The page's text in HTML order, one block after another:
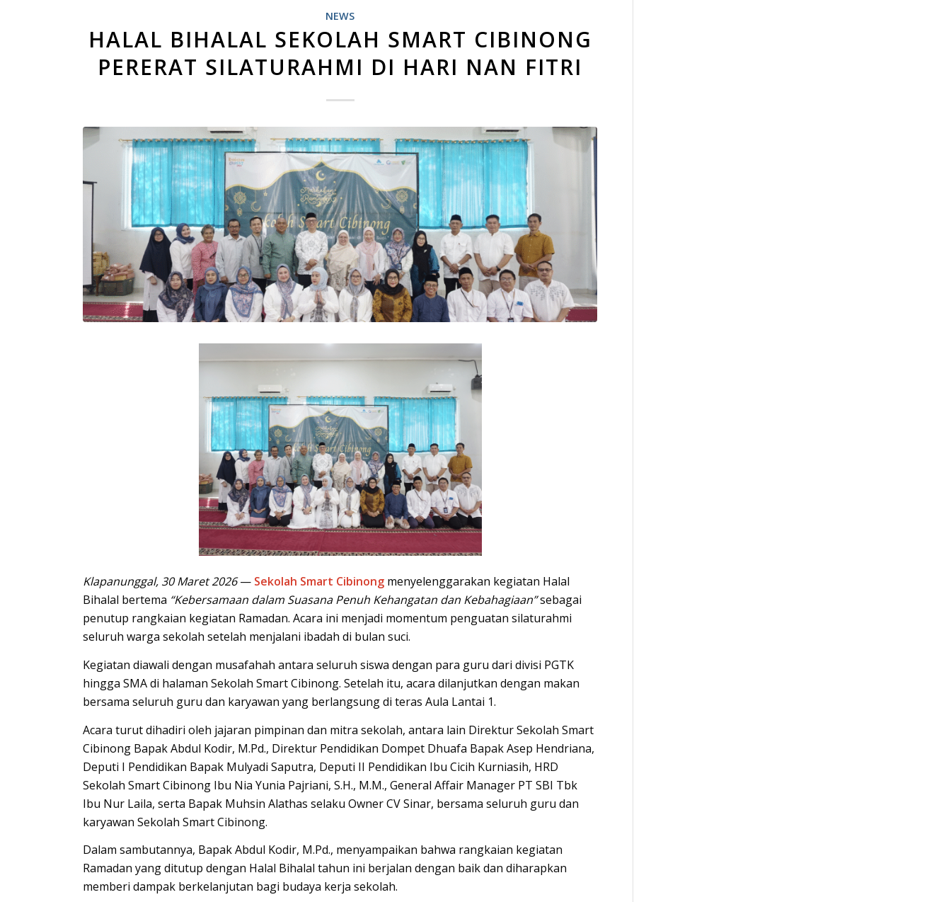
NEWS
HALAL BIHALAL SEKOLAH SMART CIBINONG
PERERAT SILATURAHMI DI HARI NAN FITRI
Klapanunggal, 30 Maret 2026— Sekolah Smart Cibinong menyelenggarakan kegiatan Halal
Bihalal bertema “Kebersamaan dalam Suasana Penuh Kehangatan dan Kebahagiaan”sebagai
penutup rangkaian kegiatan Ramadan. Acara ini menjadi momentum penguatan silaturahmi
seluruh warga sekolah setelah menjalani ibadah di bulan suci.
Kegiatan diawali dengan musafahah antara seluruh siswa dengan para guru dari divisi PGTK
hingga SMA di halaman Sekolah Smart Cibinong. Setelah itu, acara dilanjutkan dengan makan
bersama seluruh guru dan karyawan yang berlangsung di teras Aula Lantai 1.
Acara turut dihadiri oleh jajaran pimpinan dan mitra sekolah, antara lain Direktur Sekolah Smart
Cibinong Bapak Abdul Kodir, M.Pd., Direktur Pendidikan Dompet Dhuafa Bapak Asep Hendriana,
Deputi I Pendidikan Bapak Mulyadi Saputra, Deputi II Pendidikan Ibu Cicih Kurniasih, HRD
Sekolah Smart Cibinong Ibu Nia Yunia Pajriani, S.H., M.M., General Affair Manager PT SBI Tbk
Ibu Nur Laila, serta Bapak Muhsin Alathas selaku Owner CV Sinar, bersama seluruh guru dan
karyawan Sekolah Smart Cibinong.
Dalam sambutannya, Bapak Abdul Kodir, M.Pd., menyampaikan bahwa rangkaian kegiatan
Ramadan yang ditutup dengan Halal Bihalal tahun ini berjalan dengan baik dan diharapkan
memberi dampak berkelanjutan bagi budaya kerja sekolah.